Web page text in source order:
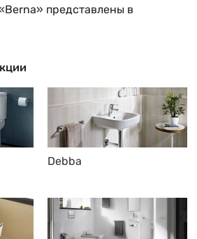
представлены в
Debba